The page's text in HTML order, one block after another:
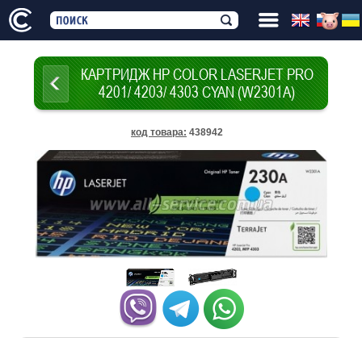
КАРТРИДЖ HP COLOR LASERJET PRO
4201/ 4203/ 4303 CYAN (W2301A)
код товара: 438942